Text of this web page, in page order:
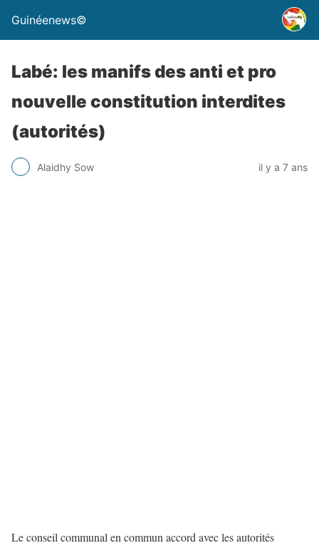
Guinéenews©
Labé: les manifs des anti et pro
nouvelle constitution interdites
(autorités)
Alaidhy Sow il y a 7 ans
Le conseil communal en commun accord avec les autorités